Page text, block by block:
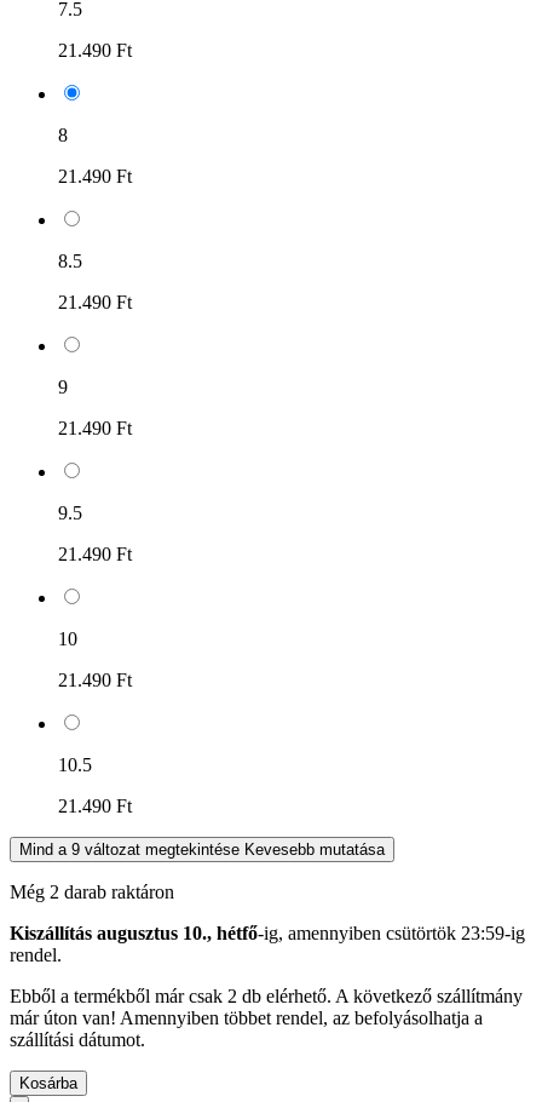
7.5
21.490 Ft
8
21.490 Ft
8.5
21.490 Ft
9
21.490 Ft
9.5
21.490 Ft
10
21.490 Ft
10.5
21.490 Ft
Mind a 9 változat megtekintése Kevesebb mutatása
Még 2 darab raktáron
Kiszállítás augusztus 10., hétfő-ig, amennyiben csütörtök 23:59-ig
rendel.
Ebből a termékből már csak 2 db elérhető. A következő szállítmány
már úton van! Amennyiben többet rendel, az befolyásolhatja a
szállítási dátumot.
Kosárba